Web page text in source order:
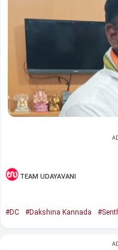
TEAM UDAYAVANI
#DC #Dakshina Kannada